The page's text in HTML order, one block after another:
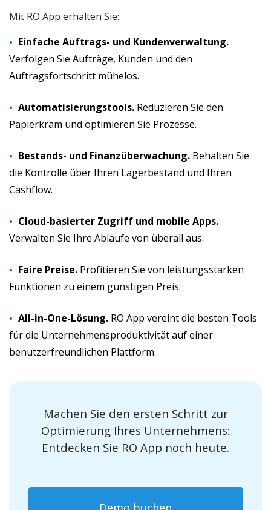
Mit RO App erhalten Sie:
Einfache Auftrags- und Kundenverwaltung.
Verfolgen Sie Aufträge, Kunden und den
Auftragsfortschritt mühelos.
Automatisierungstools. Reduzieren Sie den
Papierkram und optimieren Sie Prozesse.
Bestands- und Finanzüberwachung. Behalten Sie
die Kontrolle über Ihren Lagerbestand und Ihren
Cashflow.
Cloud-basierter Zugriff und mobile Apps.
Verwalten Sie Ihre Abläufe von überall aus.
Faire Preise. Profitieren Sie von leistungsstarken
Funktionen zu einem günstigen Preis.
All-in-One-Lösung. RO App vereint die besten Tools
für die Unternehmensproduktivität auf einer
benutzerfreundlichen Plattform.
Machen Sie den ersten Schritt zur
Optimierung Ihres Unternehmens:
Entdecken Sie RO App noch heute.